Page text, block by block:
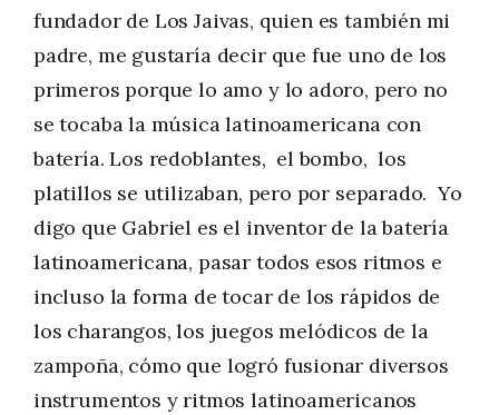
fundador de Los Jaivas, quien es también mi
padre, me gustaría decir que fue uno de los
primeros porque lo amo y lo adoro, pero no
se tocaba la música latinoamericana con
batería. Los redoblantes, el bombo, los
platillos se utilizaban, pero por separado. Yo
digo que Gabriel es el inventor de la batería
latinoamericana, pasar todos esos ritmos e
incluso la forma de tocar de los rápidos de
los charangos, los juegos melódicos de la
zampoña, cómo que logró fusionar diversos
instrumentos y ritmos latinoamericanos